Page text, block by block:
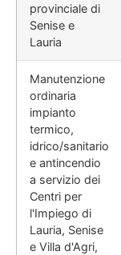
provinciale di
Senise e
Lauria
Manutenzione
ordinaria
impianto
termico,
idrico/sanitario
e antincendio
a servizio dei
Centri per
l'Impiego di
Lauria, Senise
e Villa d'Agri,